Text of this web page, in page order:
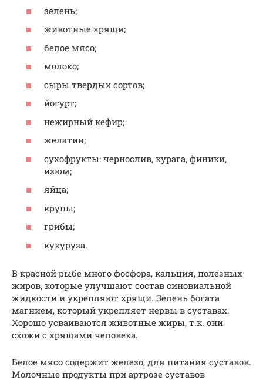
зелень;
животные хрящи;
белое мясо;
молоко;
сыры твердых сортов;
йогурт;
нежирный кефир;
желатин;
сухофрукты: чернослив, курага, финики,
изюм;
яйца;
крупы;
грибы;
кукуруза.
В красной рыбе много фосфора, кальция, полезных
жиров, которые улучшают состав синовиальной
жидкости и укрепляют хрящи. Зелень богата
магнием, который укрепляет нервы в суставах.
Хорошо усваиваются животные жиры, т.к. они
схожи с хрящами человека.
Белое мясо содержит железо, для питания суставов.
Молочные продукты при артрозе суставов